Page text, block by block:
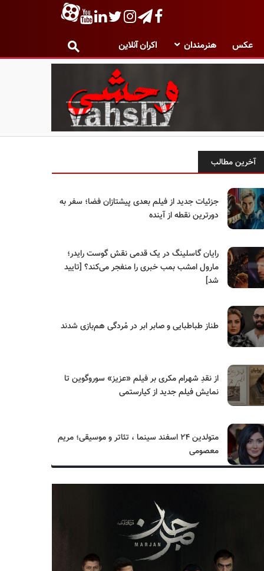
عکس هنرمندان اکران آنلاین
آخرین مطالب
جزئیات جدید از فیلم بعدی پیشتازان فضا؛ سفر به
دورترین نقطه از آینده
رایان گاسلینگ در یک قدمی نقش گوست رایدر؛
مارول امشب بمب خبری را منفجر می‌کند؟ [تایید
شد]
طناز طباطبایی و صابر ابر در مُردگی هم‌بازی شدند
از نقدِ شهرام مکری بر فیلم «عزیز» سوروگوین تا
نمایش فیلم جدید از کیارستمی
متولدین ۲۴ اسفند سینما ، تئاتر و موسیقی؛ مریم
معصومی